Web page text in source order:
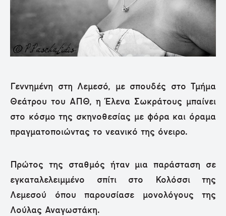
Γεννημένη στη Λεμεσό, με σπουδές στο Τμήμα
Θεάτρου του ΑΠΘ, η Έλενα Σωκράτους μπαίνει
στο κόσμο της σκηνοθεσίας με φόρα και όραμα
πραγματοποιώντας το νεανικό της όνειρο.
Πρώτος της σταθμός ήταν μια παράσταση σε
εγκαταλελειμμένο σπίτι στο Κολόσσι της
Λεμεσού όπου παρουσίασε μονολόγους της
Λούλας Αναγωστάκη.